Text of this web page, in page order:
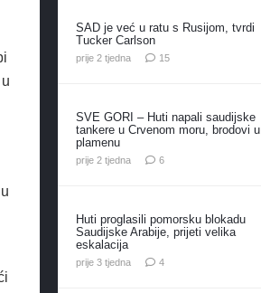
SAD je već u ratu s Rusijom, tvrdi
Tucker Carlson
prije 2 tjedna 15komentara
SVE GORI – Huti napali saudijske
tankere u Crvenom moru, brodovi u
plamenu
prije 2 tjedna 6komentara
Huti proglasili pomorsku blokadu
Saudijske Arabije, prijeti velika
eskalacija
prije 3 tjedna 4komentara